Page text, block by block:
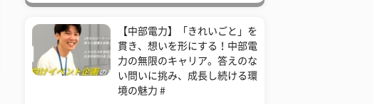
【中部電力】「きれいごと」を
貫き、想いを形にする！中部電
力の無限のキャリア。答えのな
い問いに挑み、成長し続ける環
境の魅力 #